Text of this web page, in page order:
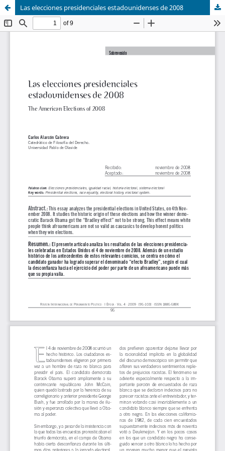
Las elecciones presidenciales estadounidenses de 2008